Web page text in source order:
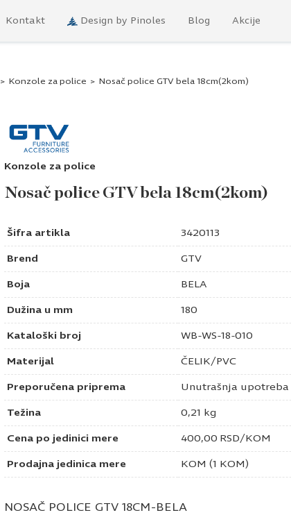
Kontakt Design by Pinoles Blog Akcije
> Konzole za police > Nosač police GTV bela 18cm(2kom)
Konzole za police
Nosač police GTV bela 18cm(2kom)
Šifra artikla 3420113
Brend GTV
Boja BELA
Dužina u mm 180
Kataloški broj WB-WS-18-010
Materijal ČELIK/PVC
Preporučena priprema Unutrašnja upotreba
Težina 0,21 kg
Cena po jedinici mere 400,00 RSD/KOM
Prodajna jedinica mere KOM (1 KOM)
NOSAČ POLICE GTV 18CM-BELA